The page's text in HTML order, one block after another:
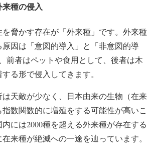
種の侵入
脅かす存在が 「外来種」 です。外来種
因は「意図的導入」と「非意図的導
前者はペットや食用として、後者は木
る形で侵入してきます。
天敵が少なく、日本由来の生物（在来
数関数的に増殖をする可能性が高いこ
内には2000種を超える外来種が存在する
来種が絶滅への一途を辿っています。